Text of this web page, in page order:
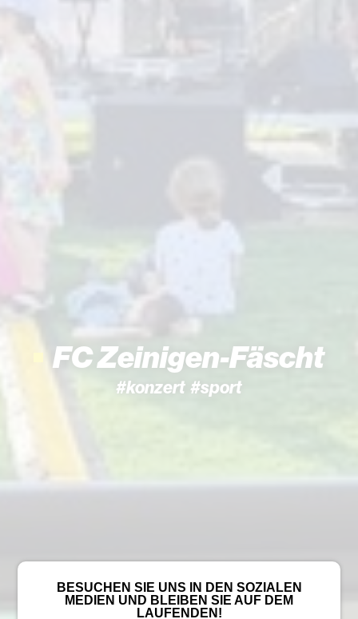
FC Zeinigen-Fäscht
#konzert #sport
BESUCHEN SIE UNS IN DEN SOZIALEN
MEDIEN UND BLEIBEN SIE AUF DEM
LAUFENDEN!